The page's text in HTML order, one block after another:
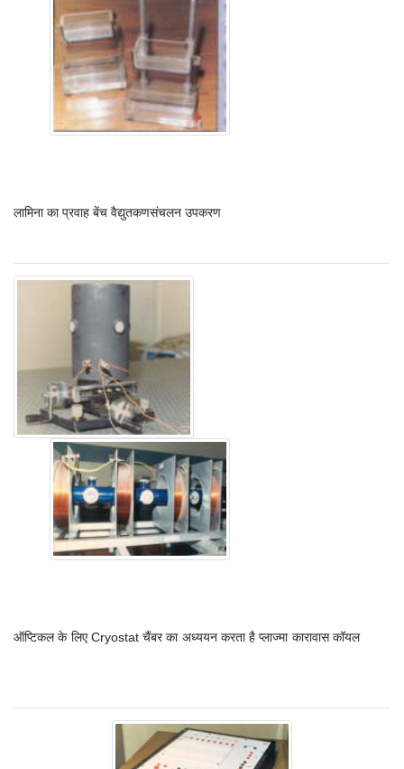
लामिना का प्रवाह बेंच वैद्युतकणसंचलन उपकरण
ऑप्टिकल के लिए Cryostat चैंबर का अध्ययन करता है प्लाज्मा कारावास कॉयल